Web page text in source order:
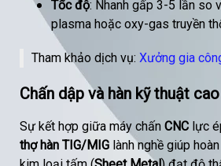
Tốc độ: Nhanh gấp 3-5 lần so
plasma hoặc oxy-gas truyền
Tham khảo dịch vụ: Xưởng gia
Chấn dập và hàn kỹ thuật cao
Sự kết hợp giữa máy chấn CNC lực
thợ hàn TIG/MIG lành nghề giúp